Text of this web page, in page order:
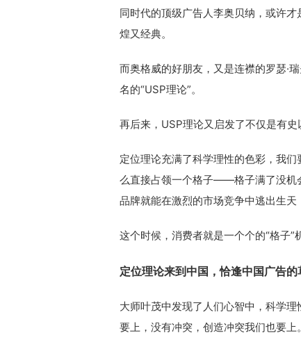
同时代的顶级广告人李奥贝纳，或许
煌又经典。
而奥格威的好朋友，又是连襟的罗瑟·
名的“USP理论”。
再后来，USP理论又启发了不仅是有
定位理论充满了科学理性的色彩，我
么直接占领一个格子——格子满了没机
品牌就能在激烈的市场竞争中逃出生天
这个时候，消费者就是一个个的“格子”
定位理论来到中国，恰逢中国广告的
大师叶茂中发现了人们心智中，科学
要上，没有冲突，创造冲突我们也要上